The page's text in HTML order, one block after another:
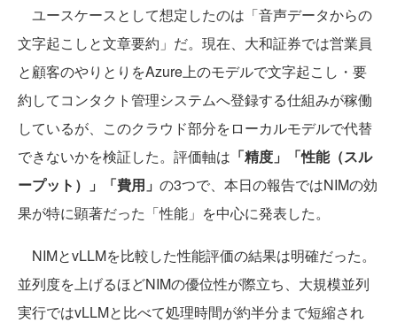
ユースケースとして想定したのは「音声データからの
文字起こしと文章要約」だ。現在、大和証券では営業員
と顧客のやりとりをAzure上のモデルで文字起こし・要
約してコンタクト管理システムへ登録する仕組みが稼働
しているが、このクラウド部分をローカルモデルで代替
できないかを検証した。評価軸は 「精度」「性能（スル
ープット）」「費用」 の3つで、本日の報告ではNIMの効
果が特に顕著だった「性能」を中心に発表した。
NIMとvLLMを比較した性能評価の結果は明確だった。
並列度を上げるほどNIMの優位性が際立ち、大規模並列
実行ではvLLMと比べて処理時間が約半分まで短縮され